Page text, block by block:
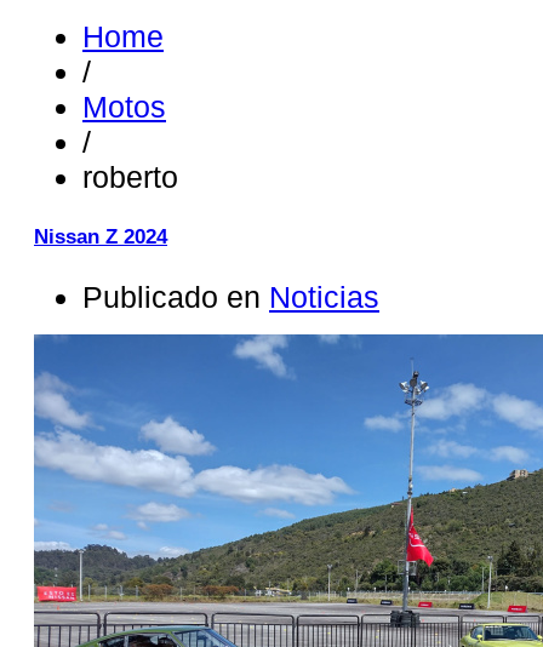
Home
/
Motos
/
roberto
Nissan Z 2024
Publicado en Noticias